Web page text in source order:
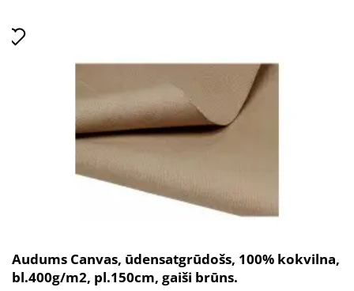
Audums Canvas, ūdensatgrūdošs, 100% kokvilna,
bl.400g/m2, pl.150cm, gaiši brūns.